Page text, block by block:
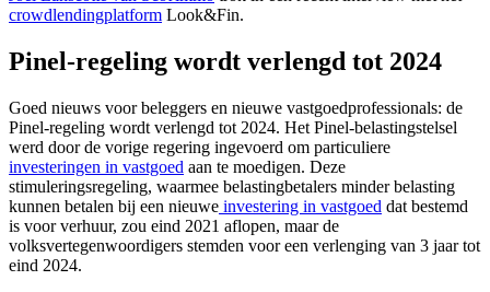
crowdlendingplatform Look&Fin.
Pinel-regeling wordt verlengd tot 2024
Goed nieuws voor beleggers en nieuwe vastgoedprofessionals: de
Pinel-regeling wordt verlengd tot 2024. Het Pinel-belastingstelsel
werd door de vorige regering ingevoerd om particuliere
investeringen in vastgoed aan te moedigen. Deze
stimuleringsregeling, waarmee belastingbetalers minder belasting
kunnen betalen bij een nieuwe investering in vastgoed dat bestemd
is voor verhuur, zou eind 2021 aflopen, maar de
volksvertegenwoordigers stemden voor een verlenging van 3 jaar tot
eind 2024.